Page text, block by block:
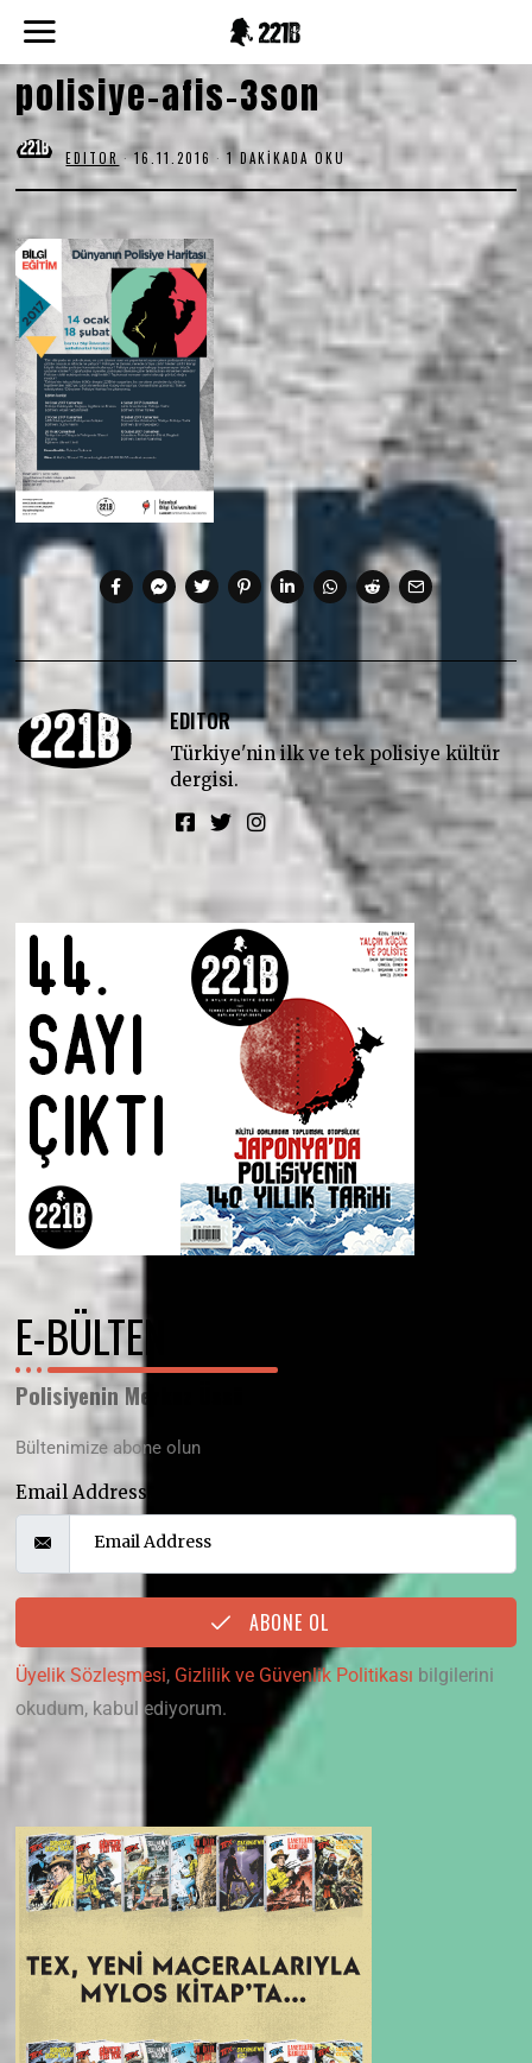
polisiye-afis-3son
EDITOR 16.11.2016 1 DAKIKADA OKU
EDITOR
Türkiye'nin ilk ve tek polisiye kültür
dergisi.
E-BÜLTEN
Polisiyenin Merkez Üssü
Bültenimize abone olun
Email Address
ABONE OL
Üyelik Sözleşmesi, Gizlilik ve Güvenlik Politikası bilgilerini
okudum, kabul ediyorum.